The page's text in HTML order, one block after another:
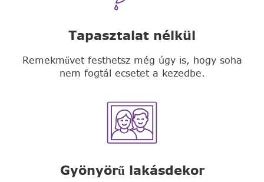
Tapasztalat nélkül
Remekművet festhetsz még úgy is, hogy soha
nem fogtál ecsetet a kezedbe.
Gyönyörű lakásdekor